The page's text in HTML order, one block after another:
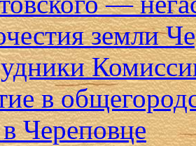
земли
в
Череповце